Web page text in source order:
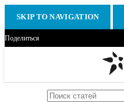
SKIP TO NAVIGATION
Поделиться